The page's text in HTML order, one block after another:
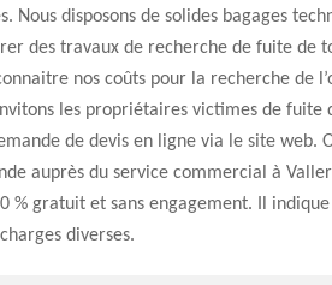
Nous disposons de solides bagages
des travaux de recherche de fuite de
nos coûts pour la recherche de
les propriétaires victimes de fuite
de devis en ligne via le site web.
auprès du service commercial à
% gratuit et sans engagement. Il
diverses.